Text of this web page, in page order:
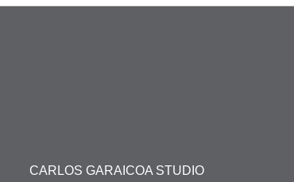
CARLOS GARAICOA STUDIO